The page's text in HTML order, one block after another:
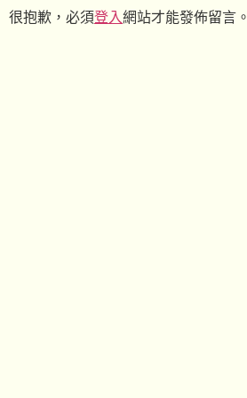
很抱歉，必須登入網站才能發佈留言。